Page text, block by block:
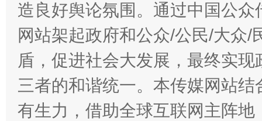
造良好舆论氛围。通过中国公
网站架起政府和公众/公民/大众
盾，促进社会大发展，最终实
三者的和谐统一。本传媒网站
有生力，借助全球互联网主阵